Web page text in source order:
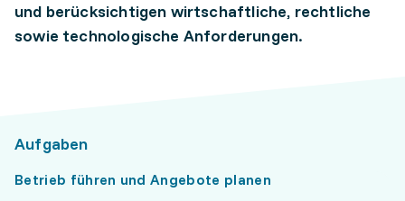
und berücksichtigen wirtschaftliche, rechtliche
sowie technologische Anforderungen.
Aufgaben
Betrieb führen und Angebote planen